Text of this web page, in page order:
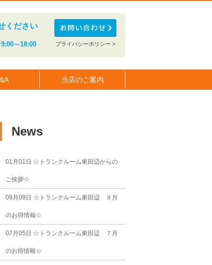
ください
～18:00 プライバシーポリシー >
当店のご案内
News
01月01日 ☆トランクルーム東田辺からの
ご挨拶☆
09月09日 ☆トランクルーム東田辺 ９月
のお得情報☆
07月05日 ☆トランクルーム東田辺 ７月
のお得情報☆